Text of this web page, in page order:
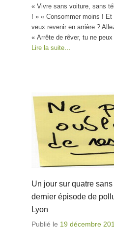
« Vivre sans voiture, sans
! » « Consommer moins !
veux revenir en arrière ?
« Arrête de rêver, tu ne
Lire la suite…
Un jour sur quatre
dernier épisode de
Lyon
Publié le 19 décembre